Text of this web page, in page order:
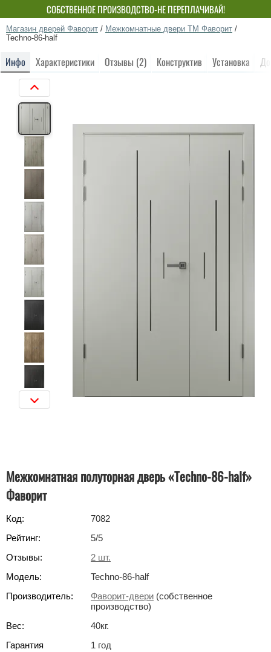
СОБСТВЕННОЕ ПРОИЗВОДСТВО-НЕ ПЕРЕПЛАЧИВАЙ!
Магазин дверей Фаворит / Межкомнатные двери ТМ Фаворит /
Techno-86-half
Инфо Характеристики Отзывы (2) Конструктив Установка
Межкомнатная полуторная дверь «Techno-86-half»‎
Фаворит
Код:
7082
Рейтинг:
5/5
Отзывы:
2 шт.
Модель:
Techno-86-half
Производитель:
Фаворит-двери (собственное
производство)
Вес:
40кг.
Гарантия
1 год